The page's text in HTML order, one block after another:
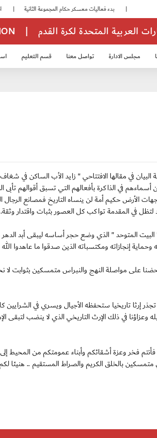
| العربية المتحدة لكرة القدم
مجلس الادارة تواصل معنا قسم التعليم
صحيفة البيان في مقالها الافتتاحي " زايد الأب الساكن في
في الذاكرة بأفعالهم التي تسبق أقوالهم تأبى
جهات الأرض حكيم أمة لن ينساه التاريخ فمصانع الرجال
في المقدمة تواكب كل العصور بثبات واقتدار وثقة.
المتوحد " الذي وضع حجر أساسه ليبقى أبد
إنجازاته ومكتسباته الذين صدقوا ما عاهدوا
على مواصلة النهج والنبراس متمسكين بثوابت لا
تاريخيا ستحفظه الأجيال ويسري في الشرايين
في ذلك الإرث التاريخي الذي لا ينضب لتبقى
فخر وعزة أشقائكم وأبناء عمومتكم من المحيط
متمسكين بالخلق الكريم والصراط المستقيم .. هنيئا